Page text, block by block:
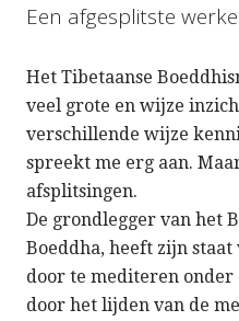
Een afgesplitste
Het Tibetaanse
veel grote en wijze
verschillende wijze
spreekt me erg aan.
afsplitsingen.
De grondlegger van het
Boeddha, heeft zijn
door te mediteren onder
door het lijden van de